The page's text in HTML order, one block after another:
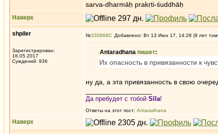
sarva-dharmāḥ prakṛti-śuddhāḥ
Наверх
shpiler
Зарегистрирован:
16.05.2017
Суждений: 936
№330868 Добавлено: Вт 13 Июн 17, 14:28 (9 лет
Antaradhana пишет:
Их опасность в привязанности к
ну да, а эта привязанность в свою
Да пребудет с тобой Sīla!
Ответы на этот пост: Antaradhana
Наверх